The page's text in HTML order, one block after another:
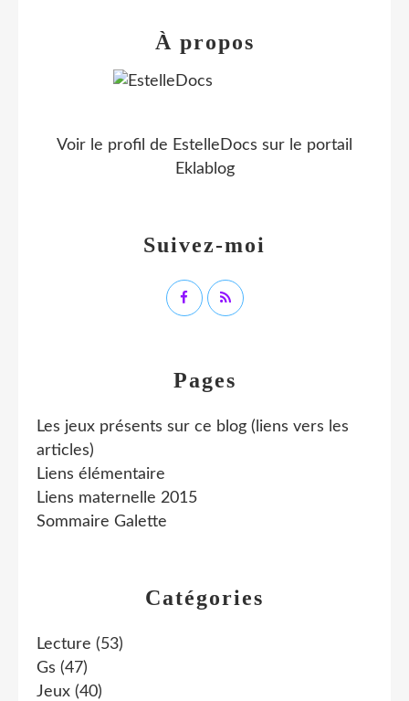
Catégories
Lecture (53)
Gs (47)
Jeux (40)
Pages
Les jeux présents sur ce blog (liens vers les
articles)
Liens élémentaire
Liens maternelle 2015
Sommaire Galette
Suivez-moi
À propos
Voir le profil de EstelleDocs sur le portail
Eklablog